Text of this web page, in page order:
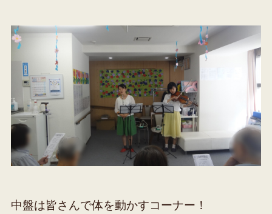
中盤は皆さんで体を動かすコーナー！